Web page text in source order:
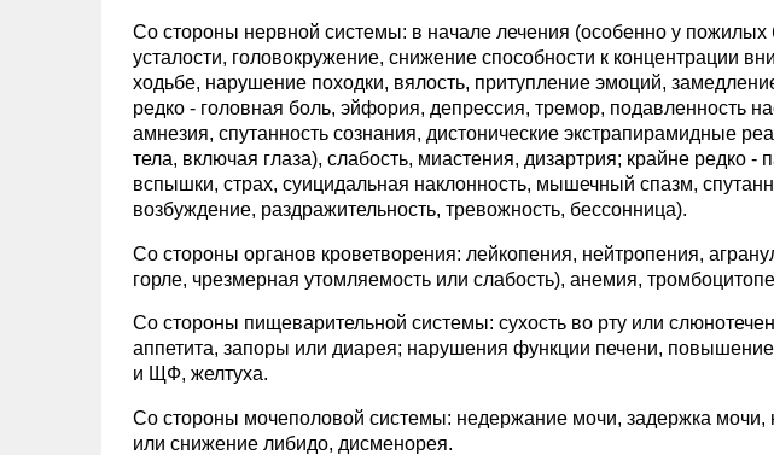
Со стороны нервной системы: в начале лечения (особенно у пожилых
усталости, головокружение, снижение способности к концентрации
ходьбе, нарушение походки, вялость, притупление эмоций,
редко - головная боль, эйфория, депрессия, тремор, подавленность
амнезия, спутанность сознания, дистонические экстрапирамидные
тела, включая глаза), слабость, миастения, дизартрия; крайне редко
вспышки, страх, суицидальная наклонность, мышечный спазм,
возбуждение, раздражительность, тревожность, бессонница).
Со стороны органов кроветворения: лейкопения, нейтропения,
горле, чрезмерная утомляемость или слабость), анемия,
Со стороны пищеварительной системы: сухость во рту или
аппетита, запоры или диарея; нарушения функции печени,
и ЩФ, желтуха.
Со стороны мочеполовой системы: недержание мочи, задержка
или снижение либидо, дисменорея.